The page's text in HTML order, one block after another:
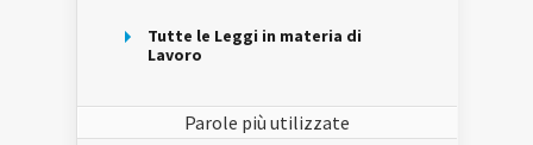
Tutte le Leggi in materia di
Lavoro
Parole più utilizzate